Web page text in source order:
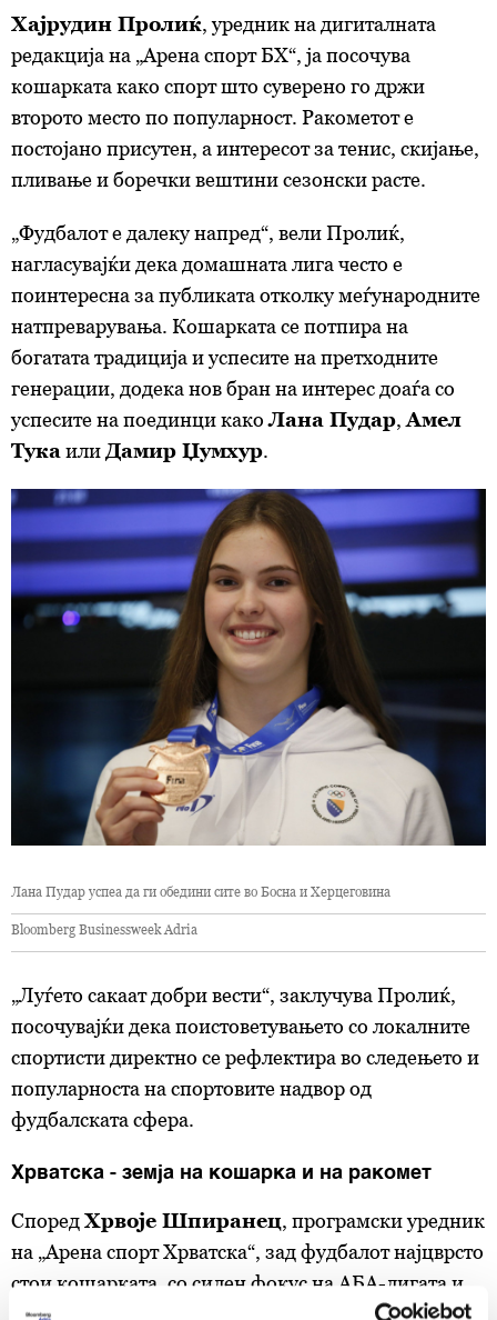
Хајрудин Пролиќ, уредник на дигиталната
редакција на „Арена спорт БХ“, ја посочува
кошарката како спорт што суверено го држи
второто место по популарност. Ракометот е
постојано присутен, а интересот за тенис, скијање,
пливање и боречки вештини сезонски расте.
„Фудбалот е далеку напред“, вели Пролиќ,
нагласувајќи дека домашната лига често е
поинтересна за публиката отколку меѓународните
натпреварувања. Кошарката се потпира на
богатата традиција и успесите на претходните
генерации, додека нов бран на интерес доаѓа со
успесите на поединци какоЛана Пудар, Амел
Тука или Дамир Џумхур.
Лана Пудар успеа да ги обедини сите во Босна и Херцеговина
Bloomberg Businessweek Adria
„Луѓето сакаат добри вести“, заклучува Пролиќ,
посочувајќи дека поистоветувањето со локалните
спортисти директно се рефлектира во следењето и
популарноста на спортовите надвор од
фудбалската сфера.
Хрватска - земја на кошарка и на ракомет
СпоредХрвоје Шпиранец, програмски уредник
на „Арена спорт Хрватска“, зад фудбалот најцврсто
стои кошарката, со силен фокус на АБА-лигата и
домашните клубови. НБА има своја база, но